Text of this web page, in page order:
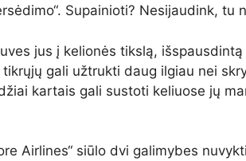
Supainioti? Nesijaudink, tu
jus į kelionės tikslą,
gali užtrukti daug ilgiau nei
kartais gali sustoti keliuose jų
Airlines“ siūlo dvi galimybes